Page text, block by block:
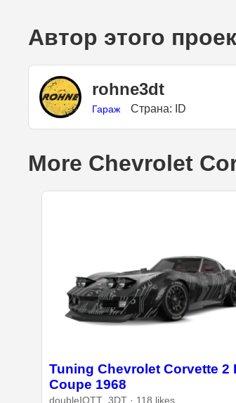
Автор этого
rohne3dt
Гараж Страна: ID
More Chevrolet
Tuning Chevrolet Corvette 2
Coupe 1968
doubleIOTT_3DT · 118 likes